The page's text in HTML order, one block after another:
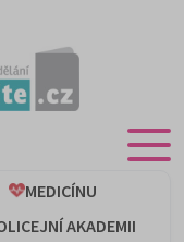
MEDICÍNU
AKADEMII